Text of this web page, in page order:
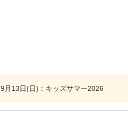
月13日(日)：キッズサマー2026